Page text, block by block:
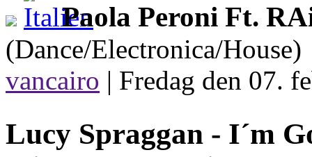
Paola Peroni Ft.
(Dance/Electronica/House)
vancairo | Fredag den 07.
Lucy Spraggan - I´m